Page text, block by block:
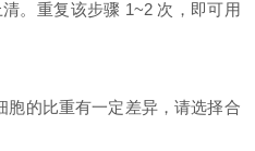
。重复该步骤 1~2 次，即可用
胞的比重有一定差异，请选择合